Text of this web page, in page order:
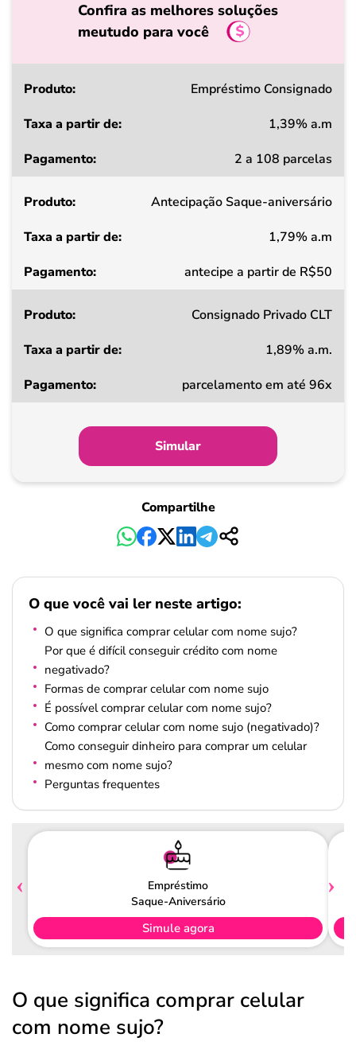
Confira as melhores soluções
meutudo para você
Produto
a
de
Pagamento
Empréstimo Consignado
1,39% a.m
2 a 108 parcelas
Antecipação Saque-aniversário
1,79% a.m
antecipe a partir de R$50
Consignado Privado CLT
1,89% a.m.
parcelamento em até 96x
Simular
Compartilhe
O que você vai ler neste artigo:
O que significa comprar celular com nome sujo?
Por que é difícil conseguir crédito com nome
negativado?
Formas de comprar celular com nome sujo
É possível comprar celular com nome sujo?
Como comprar celular com nome sujo (negativado)?
Como conseguir dinheiro para comprar um celular
mesmo com nome sujo?
Perguntas frequentes
Empréstimo
Saque-Aniversário
Simule agora
O que significa comprar celular
com nome sujo?